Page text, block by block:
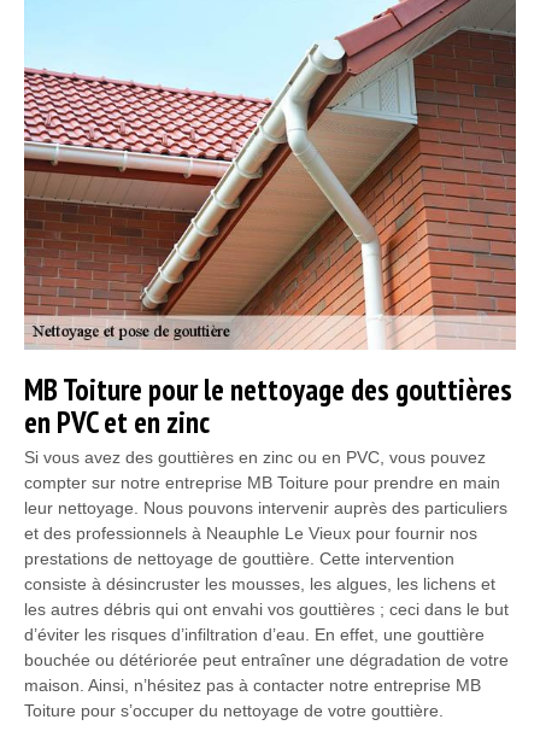
MB Toiture pour le nettoyage des gouttières
en PVC et en zinc
Si vous avez des gouttières en zinc ou en PVC, vous pouvez
compter sur notre entreprise MB Toiture pour prendre en main
leur nettoyage. Nous pouvons intervenir auprès des particuliers
et des professionnels à Neauphle Le Vieux pour fournir nos
prestations de nettoyage de gouttière. Cette intervention
consiste à désincruster les mousses, les algues, les lichens et
les autres débris qui ont envahi vos gouttières ; ceci dans le but
d’éviter les risques d’infiltration d’eau. En effet, une gouttière
bouchée ou détériorée peut entraîner une dégradation de votre
maison. Ainsi, n’hésitez pas à contacter notre entreprise MB
Toiture pour s’occuper du nettoyage de votre gouttière.